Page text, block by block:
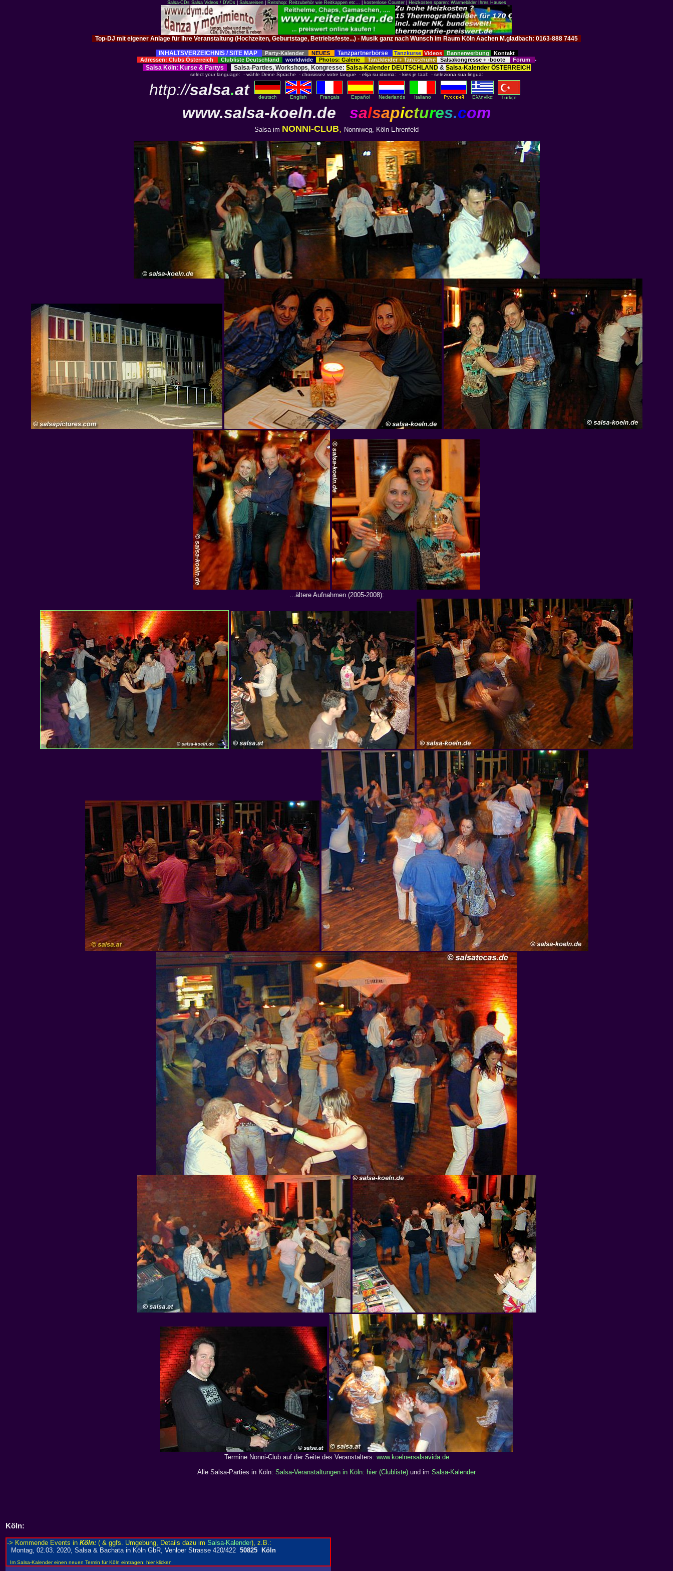
Salsa-CDs Salsa Videos / DVDs| Salsareisen| Reitshop: Reitzubehör wie Reitkappen etc... kostenlose Counter| Heizkosten sparen: Wärmebilder Ihres Hauses
Top-DJ mit eigener Anlage für Ihre Veranstaltung (Hochzeiten, Geburtstage, Betriebsfeste...) - Musik ganz nach Wunsch im Raum Köln Aachen M.gladbach: 0163-888 7445
INHALTSVERZEICHNIS / SITE MAP Party-Kalender NEUES Tanzpartnerbörse Tanzkurse Videos Bannerwerbung
Kontakt
Adressen: Clubs Österreich
Clubliste Deutschland worldwide Photos: Galerie Tanzkleider + Tanzschuhe Salsakongresse + -boote Forum
Salsa Köln: Kurse& Partys Salsa-Parties, Workshops, Kongresse: Salsa-Kalender DEUTSCHLAND& Salsa-Kalender ÖSTERREICH
select your language: - wähle Deine Sprache - choisissez votre langue - elija su idioma: - kies je taal: - seleziona sua lingua:
http://salsa.at deutsch English Français Español Nederlands Italiano Eλληvikα Türkçe
www.salsa-koeln.de salsapictures.com
Salsa im NONNI-CLUB, Nonniweg, Köln-Ehrenfeld
...ältere Aufnahmen (2005-2008):
Termine Nonni-Club auf der Seite des Veranstalters: www.koelnersalsavida.de
Alle Salsa-Parties in Köln: Salsa-Veranstaltungen in Köln: hier (Clubliste) und im Salsa-Kalender
Köln: